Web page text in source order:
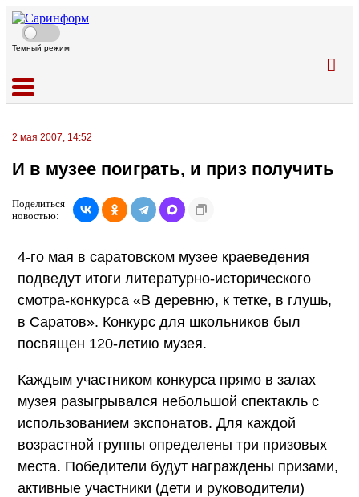
Темный режим
2 мая 2007, 14:52
И в музее поиграть, и приз получить
Поделиться
новостью:
4-го мая в саратовском музее краеведения
подведут итоги литературно-исторического
смотра-конкурса «В деревню, к тетке, в глушь,
в Саратов». Конкурс для школьников был
посвящен 120-летию музея.
Каждым участником конкурса прямо в залах
музея разыгрывался небольшой спектакль с
использованием экспонатов. Для каждой
возрастной группы определены три призовых
места. Победители будут награждены призами,
активные участники (дети и руководители)